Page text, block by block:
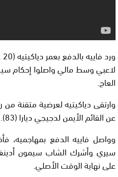
لاعبي وسط مالي واصلوا إحكام
العاج.
وارتقى دياكيتيه لعرضية متقنة
عن القائم الأيمن لدجيجي ديارا (83).
وواصل فاييه الدفع بمهاجميه،
على نهاية الوقت الأصلي.